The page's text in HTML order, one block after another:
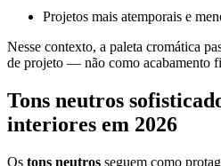
Projetos mais atemporais e
Nesse contexto, a paleta cromática
de projeto — não como acabamento
Tons neutros
interiores em 2026
Os tons neutros seguem como